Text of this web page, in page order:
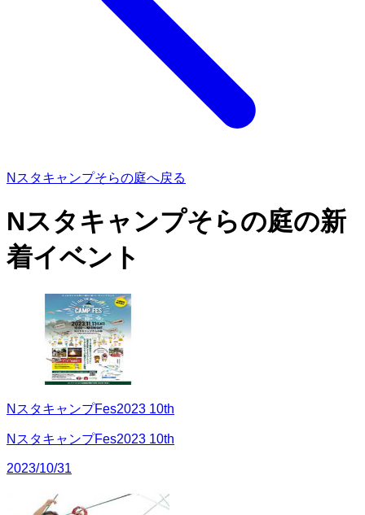
Nスタキャンプそらの庭へ戻る
Nスタキャンプそらの庭の新
着イベント
NスタキャンプFes2023 10th
NスタキャンプFes2023 10th
2023/10/31